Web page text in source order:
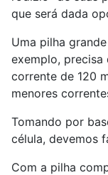
que será dada
Uma pilha
exemplo, precisa
corrente de 120
menores
Tomando por
célula, devemos
Com a pilha